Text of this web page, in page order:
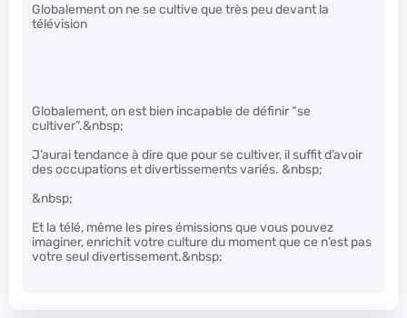
Globalement on ne se cultive que très peu devant la
télévision
Globalement, on est bien incapable de définir “se
cultiver”.&nbsp;
J’aurai tendance à dire que pour se cultiver, il suffit d’avoir
des occupations et divertissements variés. &nbsp;
&nbsp;
Et la télé, même les pires émissions que vous pouvez
imaginer, enrichit votre culture du moment que ce n’est pas
votre seul divertissement.&nbsp;